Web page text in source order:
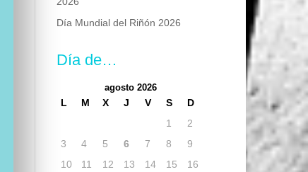
Día Mundial del Riñón 2026
Día de…
agosto 2026
L M X J V S
D
1
2
3
4 5 6 7 8
9
10
11 12 13 14 15
16